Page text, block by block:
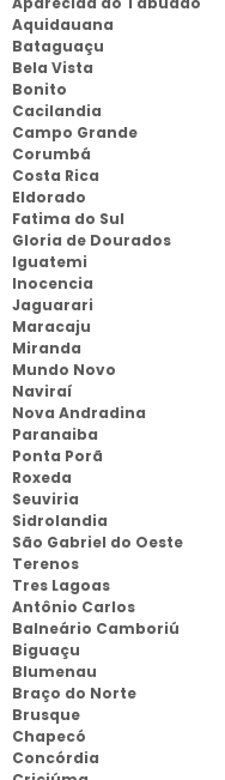
Aquidauana
Bataguaçu
Bela Vista
Bonito
Cacilandia
Campo Grande
Corumbá
Costa Rica
Eldorado
Fatima do Sul
Gloria de Dourados
Iguatemi
Inocencia
Jaguarari
Maracaju
Miranda
Mundo Novo
Naviraí
Nova Andradina
Paranaiba
Ponta Porã
Roxeda
Seuviria
Sidrolandia
São Gabriel do Oeste
Terenos
Tres Lagoas
Antônio Carlos
Balneário Camboriú
Biguaçu
Blumenau
Braço do Norte
Brusque
Chapecó
Concórdia